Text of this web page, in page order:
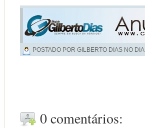
POSTADO POR GILBERTO DIAS NO DIA
0 comentários: